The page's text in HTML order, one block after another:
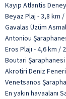
Kayıp Atlantis
Beyaz Plaj - 3,8 km /
Gavalas Üzüm
Antoniou
Eros Plajı - 4,6 km /
Boutari
Akrotiri Deniz
Venetsanos
En yakın havaalanı